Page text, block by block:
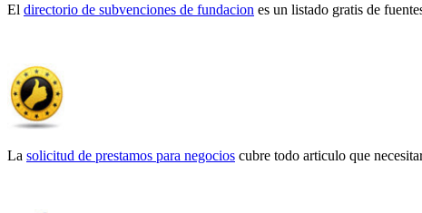
El directorio de subvenciones de fundacion es un listado gratis de
La solicitud de prestamos para negocios cubre todo articulo que